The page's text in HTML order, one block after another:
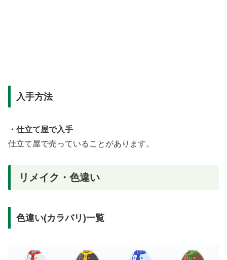
入手方法
・仕立て屋で入手
仕立て屋で売っていることがあります。
リメイク・色違い
色違い(カラバリ)一覧